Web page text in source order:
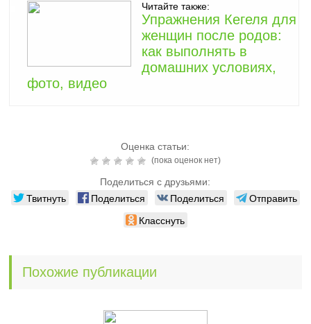
Читайте также:
Упражнения Кегеля для
женщин после родов:
как выполнять в
домашних условиях,
фото, видео
Оценка статьи:
(пока оценок нет)
Поделиться с друзьями:
Твитнуть Поделиться Поделиться
Отправить
Класснуть
Похожие публикации